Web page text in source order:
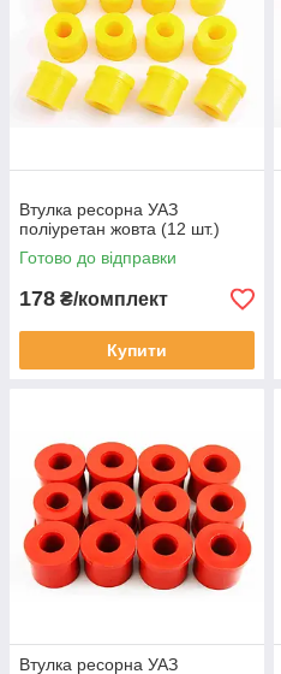
Втулка ресорна УАЗ
поліуретан жовта (12 шт.)
Готово до відправки
178 ₴/комплект
Купити
Втулка ресорна УАЗ